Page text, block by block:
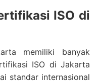
ISO di
memiliki banyak
ISO di Jakarta
standar internasional